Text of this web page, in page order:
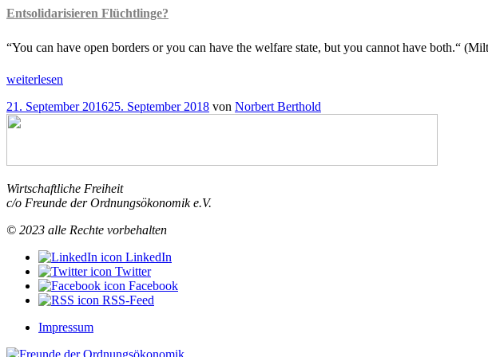
Entsolidarisieren Flüchtlinge?
“You can have open borders or you can have the welfare state, but you cannot have both.“
„Das
Kulti-
Dilemma
weiterlesen
Veröffentlicht
am
21. September 201625. September 2018 von Norbert Berthold
Wirtschaftliche Freiheit
c/o Freunde der Ordnungsökonomik e.V.
© 2023 alle Rechte vorbehalten
LinkedIn
Twitter
Facebook
RSS-Feed
Impressum